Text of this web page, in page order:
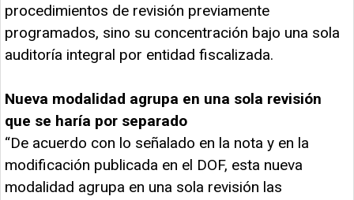
procedimientos de revisión previamente
programados, sino su concentración bajo una sola
auditoría integral por entidad fiscalizada.
Nueva modalidad agrupa en una sola revisión
que se haría por separado
“De acuerdo con lo señalado en la nota y en la
modificación publicada en el DOF, esta nueva
modalidad agrupa en una sola revisión las